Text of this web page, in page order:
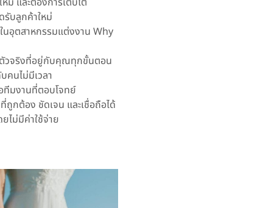
รับลูกค้าใหม่
นอุตสาหกรรมแต่งงาน Why
วจริงที่อยู่กับคุณทุกขั้นตอน
คนไม่มีเวลา
ทีมงานที่ตอบโจทย์
ถูกต้อง ชัดเจน และเชื่อถือได้
ไม่มีค่าใช้จ่าย